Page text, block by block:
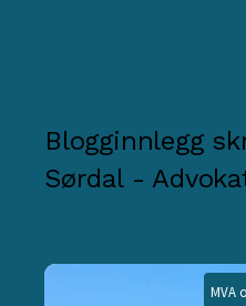
Blogginnlegg
Sørdal -
MVA